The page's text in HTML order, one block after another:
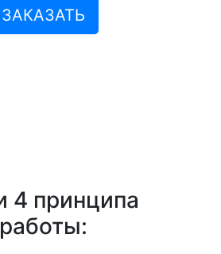
ЗАКАЗАТЬ
4 принципа
работы: